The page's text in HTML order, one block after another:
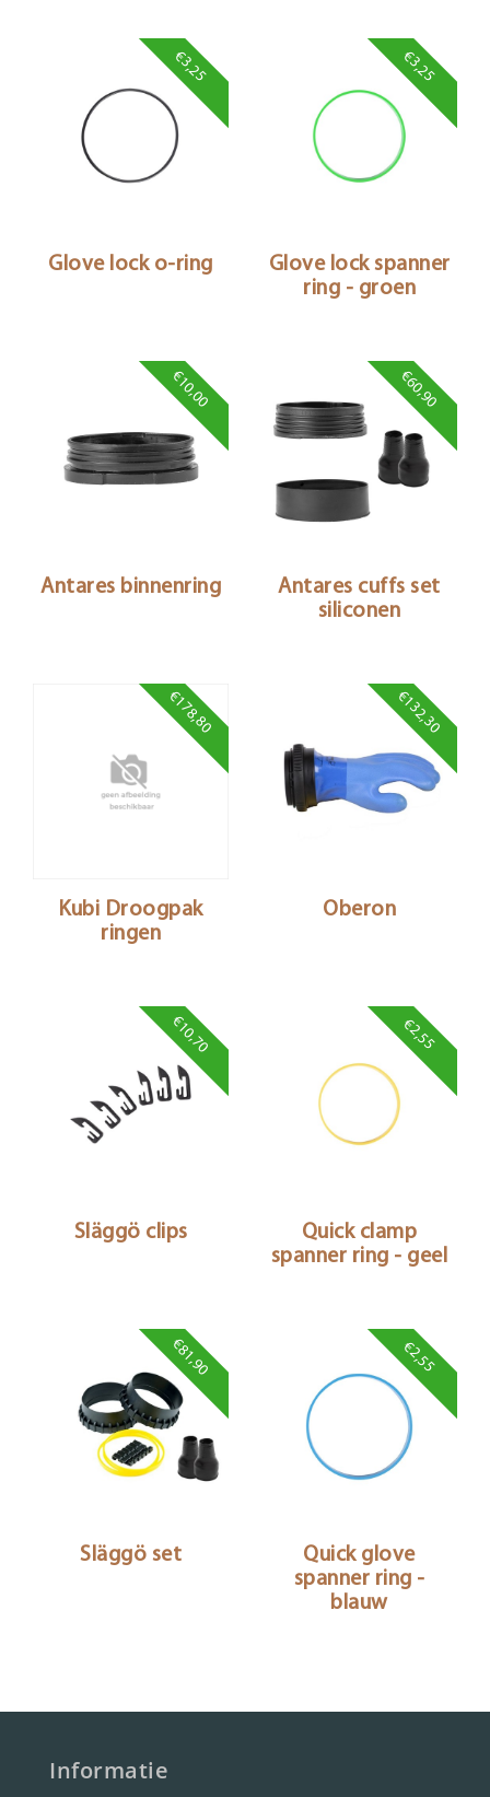
€3,25
Glove lock o-ring
€3,25
Glove lock spanner
ring - groen
€10,00
Antares binnenring
€60,90
Antares cuffs set
siliconen
€178,80
Kubi Droogpak
ringen
€132,30
Oberon
€10,70
Släggö clips
€2,55
Quick clamp
spanner ring - geel
€81,90
Släggö set
€2,55
Quick glove
spanner ring -
blauw
Informatie